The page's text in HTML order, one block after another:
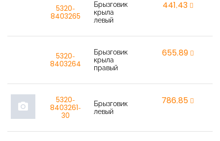
5320-
8403265
Брызговик
крыла
левый
441,43
5320-
8403264
Брызговик
крыла
правый
655,89
photo_camera
5320-
8403261-
30
Брызговик
левый
786,85